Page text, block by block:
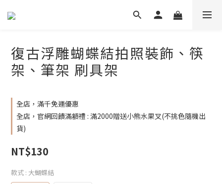
復古浮雕蝴蝶結拍照裝飾、筷
架、筆架 刷具架
全店，滿千免運優惠
全店，官網回饋滿額禮 : 滿2000贈送小熊水果叉(不挑色隨機出
貨)
NT$130
款式 : 大蝴蝶結